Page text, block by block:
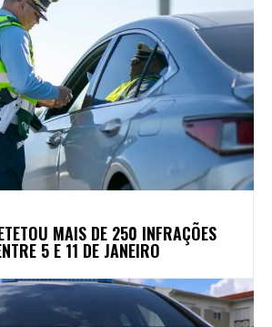
MAIS DE 250 INFRAÇÕES
5 E 11 DE JANEIRO